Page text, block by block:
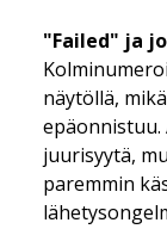
"Failed" ja
näytöllä,
epäonnistuu.
juurisyytä,
paremmin